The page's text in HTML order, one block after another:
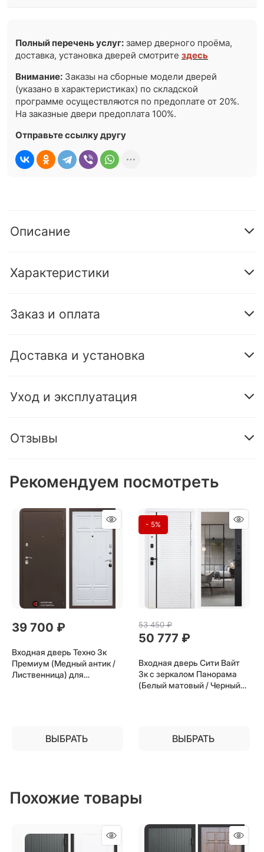
Полный перечень услуг: замер дверного проёма,
доставка, установка дверей смотритездесь
Внимание: Заказы на сборные модели дверей
(указано в характеристиках) по складской
программе осуществляются по предоплате от 20%.
На заказные двери предоплата 100%.
Отправьте ссылку другу
Описание
Характеристики
Заказ и оплата
Доставка и установка
Уход и эксплуатация
Отзывы
Рекомендуем посмотреть
39 700 ₽
Входная дверь Техно 3к
Премиум (Медный антик /
Лиственница) для
ВЫБРАТЬ
- 5%
53 450 ₽
50 777 ₽
Входная дверь Сити Вайт
3к с зеркалом Панорама
(Белый матовый / Черный
ВЫБРАТЬ
Похожие товары